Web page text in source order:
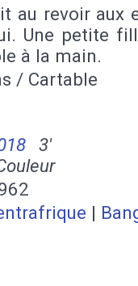
au revoir aux
Une petite
à la main.
/ Cartable
3'
|